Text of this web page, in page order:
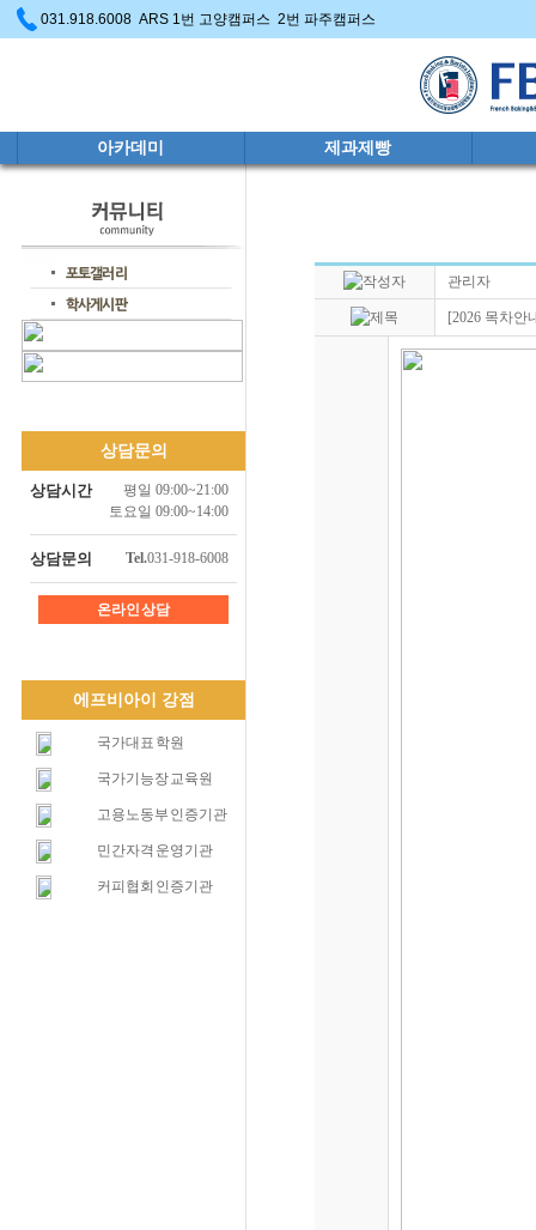
031.918.6008 ARS 1번 고양캠퍼스 2번 파주캠퍼스
아카데미 제과제빵
상담문의
상담시간
평일 09:00~21:00
토요일 09:00~14:00
상담문의 Tel.031-918-6008
온라인 상담
에프비아이 강점
국가대표 학원
국가기능장 교육원
고용노동부 인증기관
민간자격 운영기관
커피협회 인증기관
관리자
[2026 목차안